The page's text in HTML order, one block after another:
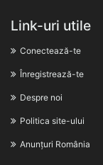
Link-uri utile
Conectează-te
Înregistrează-te
Despre noi
Politica site-ului
Anunțuri România